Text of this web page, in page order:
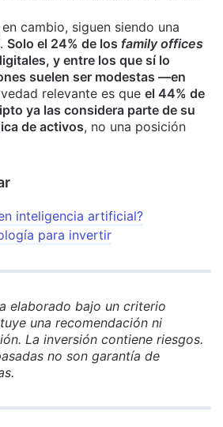
cambio, siguen siendo una
Solo el 24% de los family offices
y entre los que sí lo
suelen ser modestas —en
relevante es que el 44% de
ya las considera parte de su
de activos, no una posición
inteligencia artificial?
para invertir
elaborado bajo un criterio
una recomendación ni
La inversión contiene riesgos.
no son garantía de